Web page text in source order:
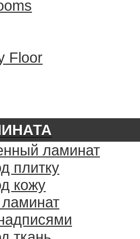
Floor
ламинат
плитку
кожу